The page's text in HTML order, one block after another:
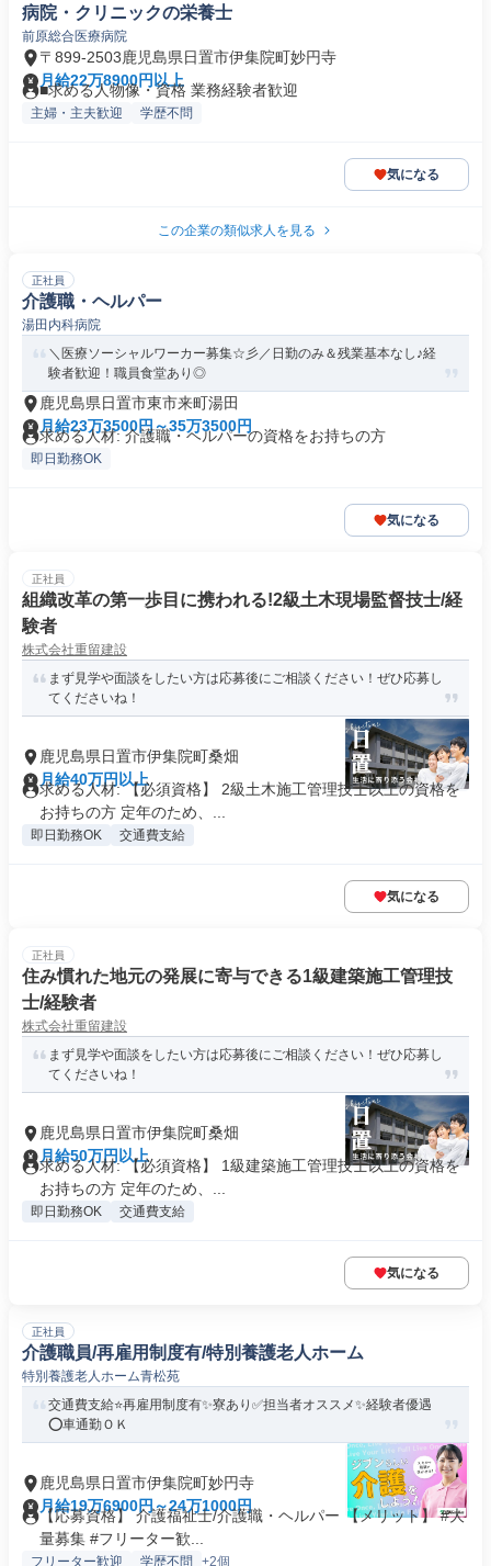
病院・クリニックの栄養士
前原総合医療病院
〒899-2503鹿児島県日置市伊集院町妙円寺
月給22万8900円以上
■求める人物像・資格 業務経験者歓迎
主婦・主夫歓迎 学歴不問
気になる
この企業の類似求人を見る
正社員
介護職・ヘルパー
湯田内科病院
＼医療ソーシャルワーカー募集☆彡／日勤のみ＆残業基本なし♪経
験者歓迎！職員食堂あり◎
鹿児島県日置市東市来町湯田
月給23万3500円～35万3500円
求める人材: 介護職・ヘルパーの資格をお持ちの方
即日勤務OK
気になる
正社員
組織改革の第一歩目に携われる!2級土木現場監督技士/経
験者
株式会社重留建設
まず見学や面談をしたい方は応募後にご相談ください！ぜひ応募し
てくださいね！
鹿児島県日置市伊集院町桑畑
月給40万円以上
求める人材: 【必須資格】 2級土木施工管理技士以上の資格を
お持ちの方 定年のため、...
即日勤務OK 交通費支給
気になる
正社員
住み慣れた地元の発展に寄与できる1級建築施工管理技
士/経験者
株式会社重留建設
まず見学や面談をしたい方は応募後にご相談ください！ぜひ応募し
てくださいね！
鹿児島県日置市伊集院町桑畑
月給50万円以上
求める人材: 【必須資格】 1級建築施工管理技士以上の資格を
お持ちの方 定年のため、...
即日勤務OK 交通費支給
気になる
正社員
介護職員/再雇用制度有/特別養護老人ホーム
特別養護老人ホーム青松苑
交通費支給⭐️再雇用制度有✨寮あり✅️担当者オススメ✨経験者優遇
⭕️車通勤ＯＫ
鹿児島県日置市伊集院町妙円寺
月給19万6900円～24万1000円
【応募資格】 介護福祉士/介護職・ヘルパー 【メリット】 #大
量募集 #フリーター歓...
フリーター歓迎 学歴不問 +2個